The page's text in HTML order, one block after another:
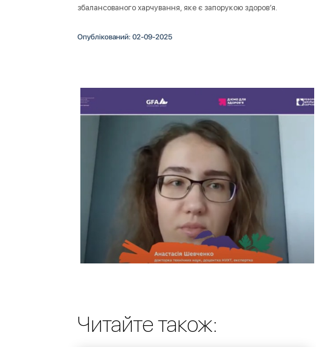
збалансованого харчування, яке є запорукою здоров’я.
Опублікований: 02-09-2025
Читайте також: